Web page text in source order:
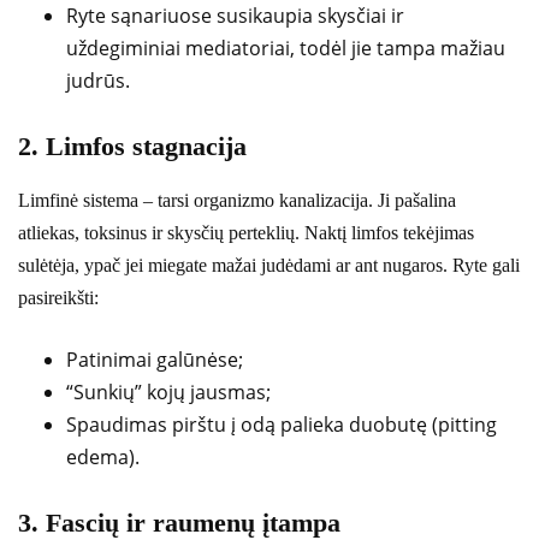
Ryte sąnariuose susikaupia skysčiai ir
uždegiminiai mediatoriai, todėl jie tampa mažiau
judrūs.
2. Limfos stagnacija
Limfinė sistema – tarsi organizmo kanalizacija. Ji pašalina
atliekas, toksinus ir skysčių perteklių. Naktį limfos tekėjimas
sulėtėja, ypač jei miegate mažai judėdami ar ant nugaros. Ryte gali
pasireikšti:
Patinimai galūnėse;
“Sunkių” kojų jausmas;
Spaudimas pirštu į odą palieka duobutę (pitting
edema).
3. Fascių ir raumenų įtampa